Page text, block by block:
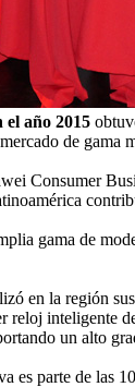
el año 2015
de
Consumer
gama de
en la región
reloj inteligente
un alto
es parte de las